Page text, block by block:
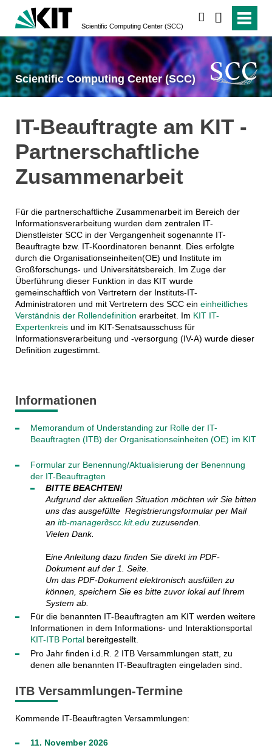
Scientific Computing Center (SCC)
Scientific Computing Center (SCC)
IT-Beauftragte am KIT -
Partnerschaftliche
Zusammenarbeit
Für die partnerschaftliche Zusammenarbeit im Bereich der
Informationsverarbeitung wurden dem zentralen IT-
Dienstleister SCC in der Vergangenheit sogenannte IT-
Beauftragte bzw. IT-Koordinatoren benannt. Dies erfolgte
durch die Organisationseinheiten(OE) und Institute im
Großforschungs- und Universitätsbereich. Im Zuge der
Überführung dieser Funktion in das KIT wurde
gemeinschaftlich von Vertretern der Instituts-IT-
Administratoren und mit Vertretern des SCC ein einheitliches
Verständnis der Rollendefinition erarbeitet. Im KIT IT-
Expertenkreisund im KIT-Senatsausschuss für
Informationsverarbeitung und -versorgung (IV-A) wurde dieser
Definition zugestimmt.
Informationen
Memorandum of Understanding zur Rolle der IT-
Beauftragten (ITB) der Organisationseinheiten (OE) im KIT
Formular zur Benennung/Aktualisierung der Benennung
der IT-Beauftragten
BITTE BEACHTEN!
Aufgrund der aktuellen Situation möchten wir Sie bitten
uns das ausgefüllte Registrierungsformular per Mail
an itb-manager∂scc.kit.eduzuzusenden.
Vielen Dank.
Eine Anleitung dazu finden Sie direkt im PDF-
Dokument auf der 1. Seite.
Um das PDF-Dokument elektronisch ausfüllen zu
können, speichern Sie es bitte zuvor lokal auf Ihrem
System ab.
Für die benannten IT-Beauftragten am KIT werden weitere
Informationen in dem Informations- und Interaktionsportal
KIT-ITB Portalbereitgestellt.
Pro Jahr finden i.d.R. 2 ITB Versammlungen statt, zu
denen alle benannten IT-Beauftragten eingeladen sind.
ITB Versammlungen-Termine
Kommende IT-Beauftragten Versammlungen:
11. November 2026